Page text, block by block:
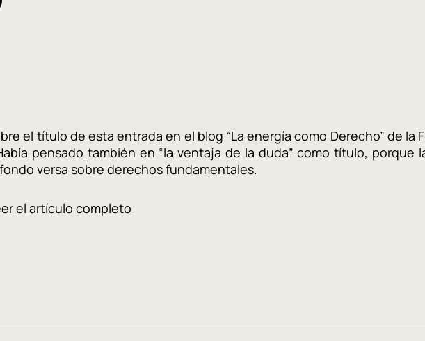
el título de esta entrada en el blog “La energía como Derecho” de la
pensado también en “la ventaja de la duda” como título, porque
versa sobre derechos fundamentales.
el artículo completo